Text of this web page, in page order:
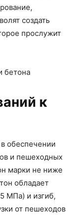
создать
прослужит
бетона
к
обеспечении
и пешеходных
марки не ниже
обладает
МПа) и изгиб,
от пешеходов